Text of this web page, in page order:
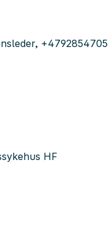
+4792854705
HF